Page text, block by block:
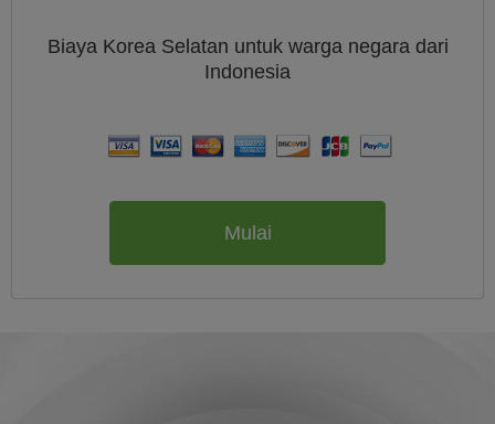
Biaya Korea Selatan untuk warga negara dari
Indonesia
Mulai